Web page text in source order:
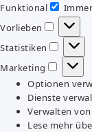
Funktional
Vorlieben
Statistiken
Marketing
Optionen
Dienste
Verwalten
Lese mehr